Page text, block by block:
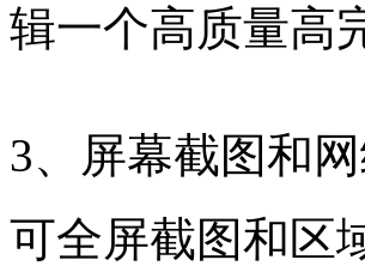
辑一个高质量高
3、屏幕截图和
可全屏截图和区